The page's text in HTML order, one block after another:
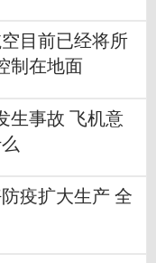
目前已经将所
制在地面
生事故 飞机意
疫扩大生产 全